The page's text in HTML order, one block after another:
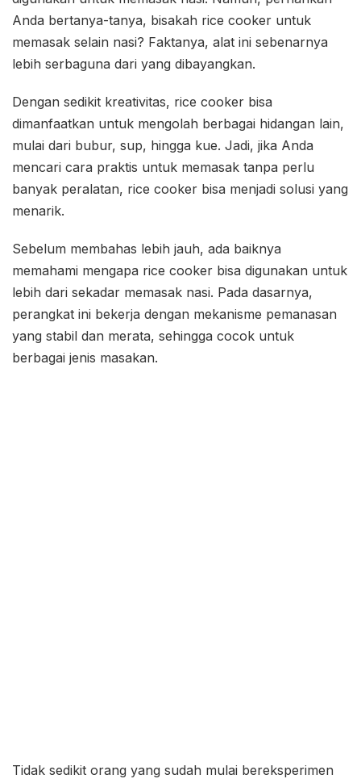
Anda bertanya-tanya, bisakah rice cooker untuk
memasak selain nasi? Faktanya, alat ini sebenarnya
lebih serbaguna dari yang dibayangkan.
Dengan sedikit kreativitas, rice cooker bisa
dimanfaatkan untuk mengolah berbagai hidangan lain,
mulai dari bubur, sup, hingga kue. Jadi, jika Anda
mencari cara praktis untuk memasak tanpa perlu
banyak peralatan, rice cooker bisa menjadi solusi yang
menarik.
Sebelum membahas lebih jauh, ada baiknya
memahami mengapa rice cooker bisa digunakan untuk
lebih dari sekadar memasak nasi. Pada dasarnya,
perangkat ini bekerja dengan mekanisme pemanasan
yang stabil dan merata, sehingga cocok untuk
berbagai jenis masakan.
Tidak sedikit orang yang sudah mulai bereksperimen